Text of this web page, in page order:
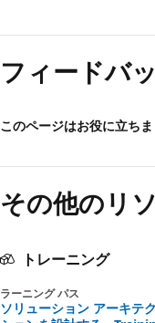
フィードバ
このページはお役に立ち
その他のリ
トレーニング
ラーニング パス
ソリューション アーキ